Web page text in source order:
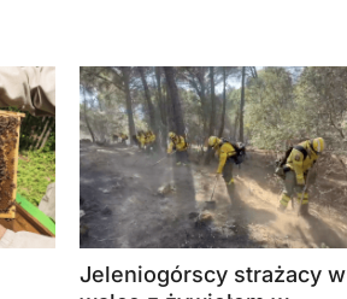
Jeleniogórscy strażacy w